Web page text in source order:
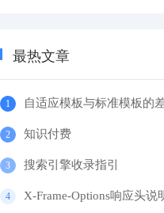
最热文章
自适应模板与标准模板的
知识付费
搜索引擎收录指引
X-Frame-Options响应头说